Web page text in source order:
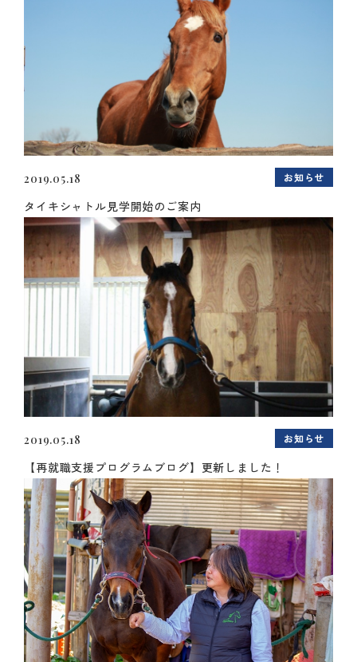
2019.05.18 お知らせ
タイキシャトル見学開始のご案内
2019.05.18 お知らせ
【再就職支援プログラムブログ】更新しました！